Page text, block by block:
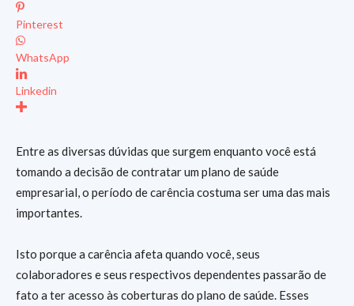
Pinterest
WhatsApp
Linkedin
Entre as diversas dúvidas que surgem enquanto você está
tomando a decisão de contratar um plano de saúde
empresarial, o período de carência costuma ser uma das mais
importantes.
Isto porque a carência afeta quando você, seus
colaboradores e seus respectivos dependentes passarão de
fato a ter acesso às coberturas do plano de saúde. Esses